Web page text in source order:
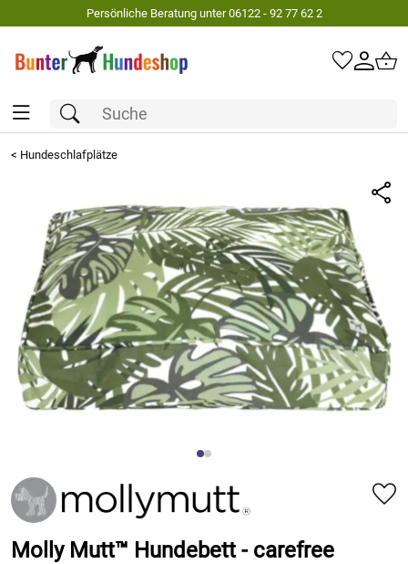
Persönliche Beratung unter 06122 - 92 77 62 2
< Hundeschlafplätze
Molly Mutt™ Hundebett - carefree